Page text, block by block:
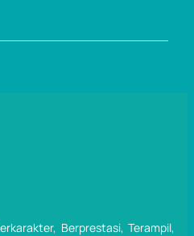
Berprestasi, Terampil,